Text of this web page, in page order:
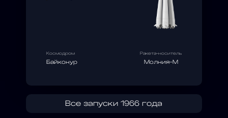
Космодром
Байконур
Ракета-носитель
Молния-М
Все запуски 1966 года